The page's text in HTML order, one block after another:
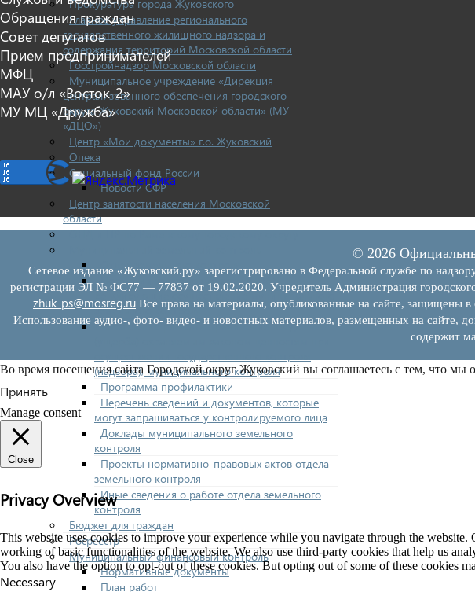
Прокуратура города Жуковского
Главное управление регионального
государственного жилищного надзора и
содержания территорий Московской области
Госстройнадзор Московской области
Муниципальное учреждение «Дирекция
централизованного обеспечения городского
округа Жуковский Московской области» (МУ
«ДЦО»)
Центр «Мои документы» г.о. Жуковский
Опека
Социальный фонд России
Новости СФР
Центр занятости населения Московской
области
ОНД и ПР по Раменскому городскому округу
Отдел земельного контроля
Нормативно-правовые акты (НПА),
регулирующие осуществление муниципального
земельного контроля
Управление рисками причинения вреда
(надзора), муниципального контроля
Программа профилактики
Перечень сведений и документов, которые
могут запрашиваться у контролируемого лица
Доклады муниципального земельного
контроля
Проекты нормативно-правовых актов отдела
земельного контроля
Иные сведения о работе отдела земельного
контроля
Бюджет для граждан
Росреестр
Муниципальный финансовый контроль
Нормативные документы
План работ
Обращения граждан
Совет депутатов
Прием предпринимателей
МФЦ
МАУ о/л «Восток-2»
МУ МЦ «Дружба»
© 2026
Сетевое издание «Жуковский.ру» зарегистрировано в Федеральной службе по
регистрации ЭЛ № ФС77 — 77837 от 19.02.2020. Учредитель Администрация
zhuk_ps@mosreg.ru Все права на материалы, опубликованные на сайте, защищены
Использование аудио-, фото- видео- и новостных материалов, размещенных на сайте,
содержит
Во время посещения сайта Городской округ Жуковский вы соглашаетесь с тем, что
Принять
Manage consent
Close
Privacy Overview
This website uses cookies to improve your experience while you navigate through the website.
working of basic functionalities of the website. We also use third-party cookies that help us
You also have the option to opt-out of these cookies. But opting out of some of these cookies
Necessary